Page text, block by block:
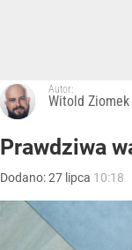
Autor:
Witold Ziomek
Prawdziwa
Dodano:27 lipca 10:18